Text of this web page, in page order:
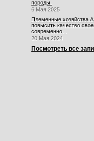
породы.
6 Мая 2025
Племенные хозяйства
повысить качество
современно...
20 Мая 2024
Посмотреть все